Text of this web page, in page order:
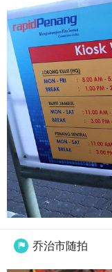
 乔治市随拍